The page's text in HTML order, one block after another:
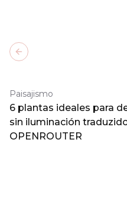
Paisajismo
6 plantas ideales para
sin iluminación
OPENROUTER
Previous slide